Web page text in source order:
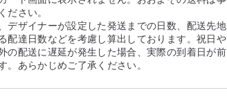
、特性上変色を避ける事ができません。汗や雨な
外線に長時間触れるなど、使用状況によってはメ
さい。
デザイナーが設定した発送までの日数、配送先地
配達日数などを考慮し算出しております。祝日や
の配送に遅延が発生した場合、実際の到着日が前
あらかじめご了承ください。